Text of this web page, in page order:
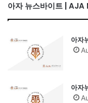
아자 뉴스바이트 |
아자
아자